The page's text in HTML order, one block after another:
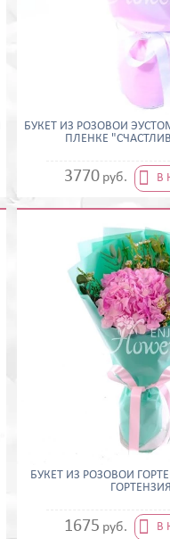
БУКЕТ ИЗ РОЗОВОЙ
ПЛЕНКЕ
3770 руб.  В
БУКЕТ ИЗ РОЗОВОЙ
1675 руб.  В